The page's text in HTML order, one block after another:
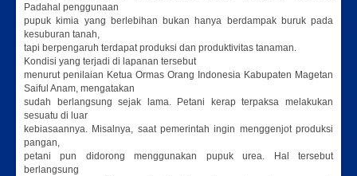
Padahal penggunaan
pupuk kimia yang berlebihan bukan hanya berdampak buruk pada
kesuburan tanah,
tapi berpengaruh terdapat produksi dan produktivitas tanaman.
Kondisi yang terjadi di lapanan tersebut
menurut penilaian Ketua Ormas Orang Indonesia Kabupaten Magetan
Saiful Anam, mengatakan
sudah berlangsung sejak lama. Petani kerap terpaksa melakukan
sesuatu di luar
kebiasaannya. Misalnya, saat pemerintah ingin menggenjot produksi
pangan,
petani pun didorong menggunakan pupuk urea. Hal tersebut
berlangsung